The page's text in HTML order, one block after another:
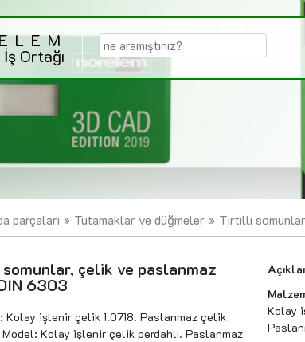
Ortağı
parçaları Tutamaklar ve düğmeler Tırtıllı
somunlar, çelik ve paslanmaz
6303
Kolay işlenir çelik 1.0718. Paslanmaz çelik
Kolay işlenir çelik perdahlı. Paslanmaz
Kolay